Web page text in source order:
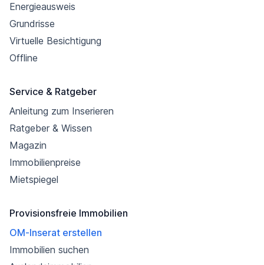
Energieausweis
Grundrisse
Virtuelle Besichtigung
Offline
Service & Ratgeber
Anleitung zum Inserieren
Ratgeber & Wissen
Magazin
Immobilienpreise
Mietspiegel
Provisionsfreie Immobilien
OM-Inserat erstellen
Immobilien suchen